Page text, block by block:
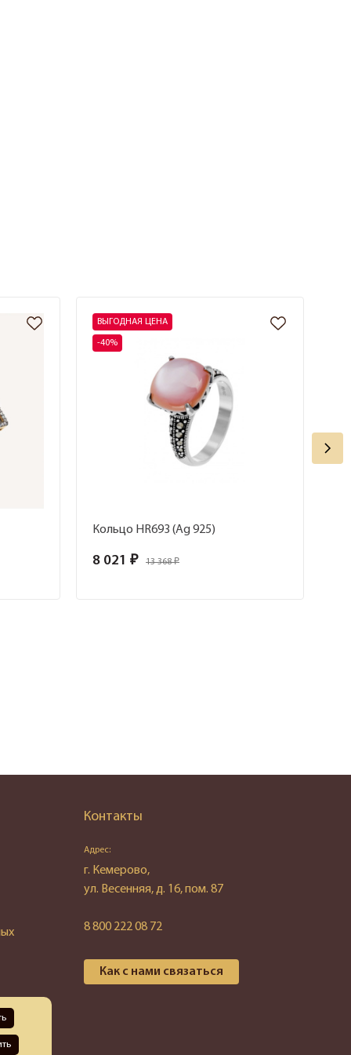
ВЫГОДНАЯ ЦЕНА
-40%
Кольцо HR693 (Ag 925)
8 021 ₽ 13 368 ₽
Контакты
Адрес:
г. Кемерово,
ул. Весенняя, д. 16, пом. 87
8 800 222 08 72
Как с нами связаться